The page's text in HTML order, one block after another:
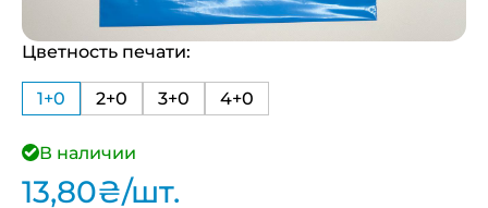
Цветность печати:
1+0 2+0 3+0 4+0
В наличии
13,80₴/шт.